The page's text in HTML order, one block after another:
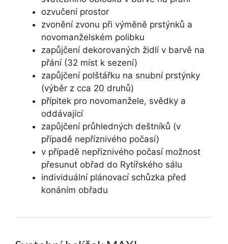
ozvučení prostor
zvonění zvonu při výměně prstýnků a
novomanželském polibku
zapůjčení dekorovaných židlí v barvě na
přání (32 míst k sezení)
zapůjčení polštářku na snubní prstýnky
(výběr z cca 20 druhů)
přípitek pro novomanžele, svědky a
oddávající
zapůjčení průhledných deštníků (v
případě nepříznivého počasí)
v případě nepříznivého počasí možnost
přesunut obřad do Rytířského sálu
individuální plánovací schůzka před
konáním obřadu